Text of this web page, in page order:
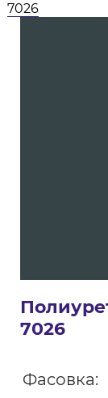
7026
7026
Фасовка: